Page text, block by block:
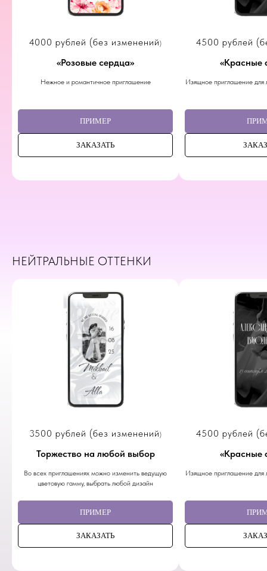
4000 рублей (без изменений)
«Розовые сердца»
Нежное и романтичное приглашение
ПРИМЕР
ЗАКАЗАТЬ
4500 рублей
«Красные
Изящное приглашение для
НЕЙТРАЛЬНЫЕ ОТТЕНКИ
3500 рублей (без изменений)
Торжество на любой выбор
Во всех приглашениях можно изменить ведущую
цветовую гамму, выбрать любой дизайн
ПРИМЕР
ЗАКАЗАТЬ
4500 рублей
«Красные
Изящное приглашение для